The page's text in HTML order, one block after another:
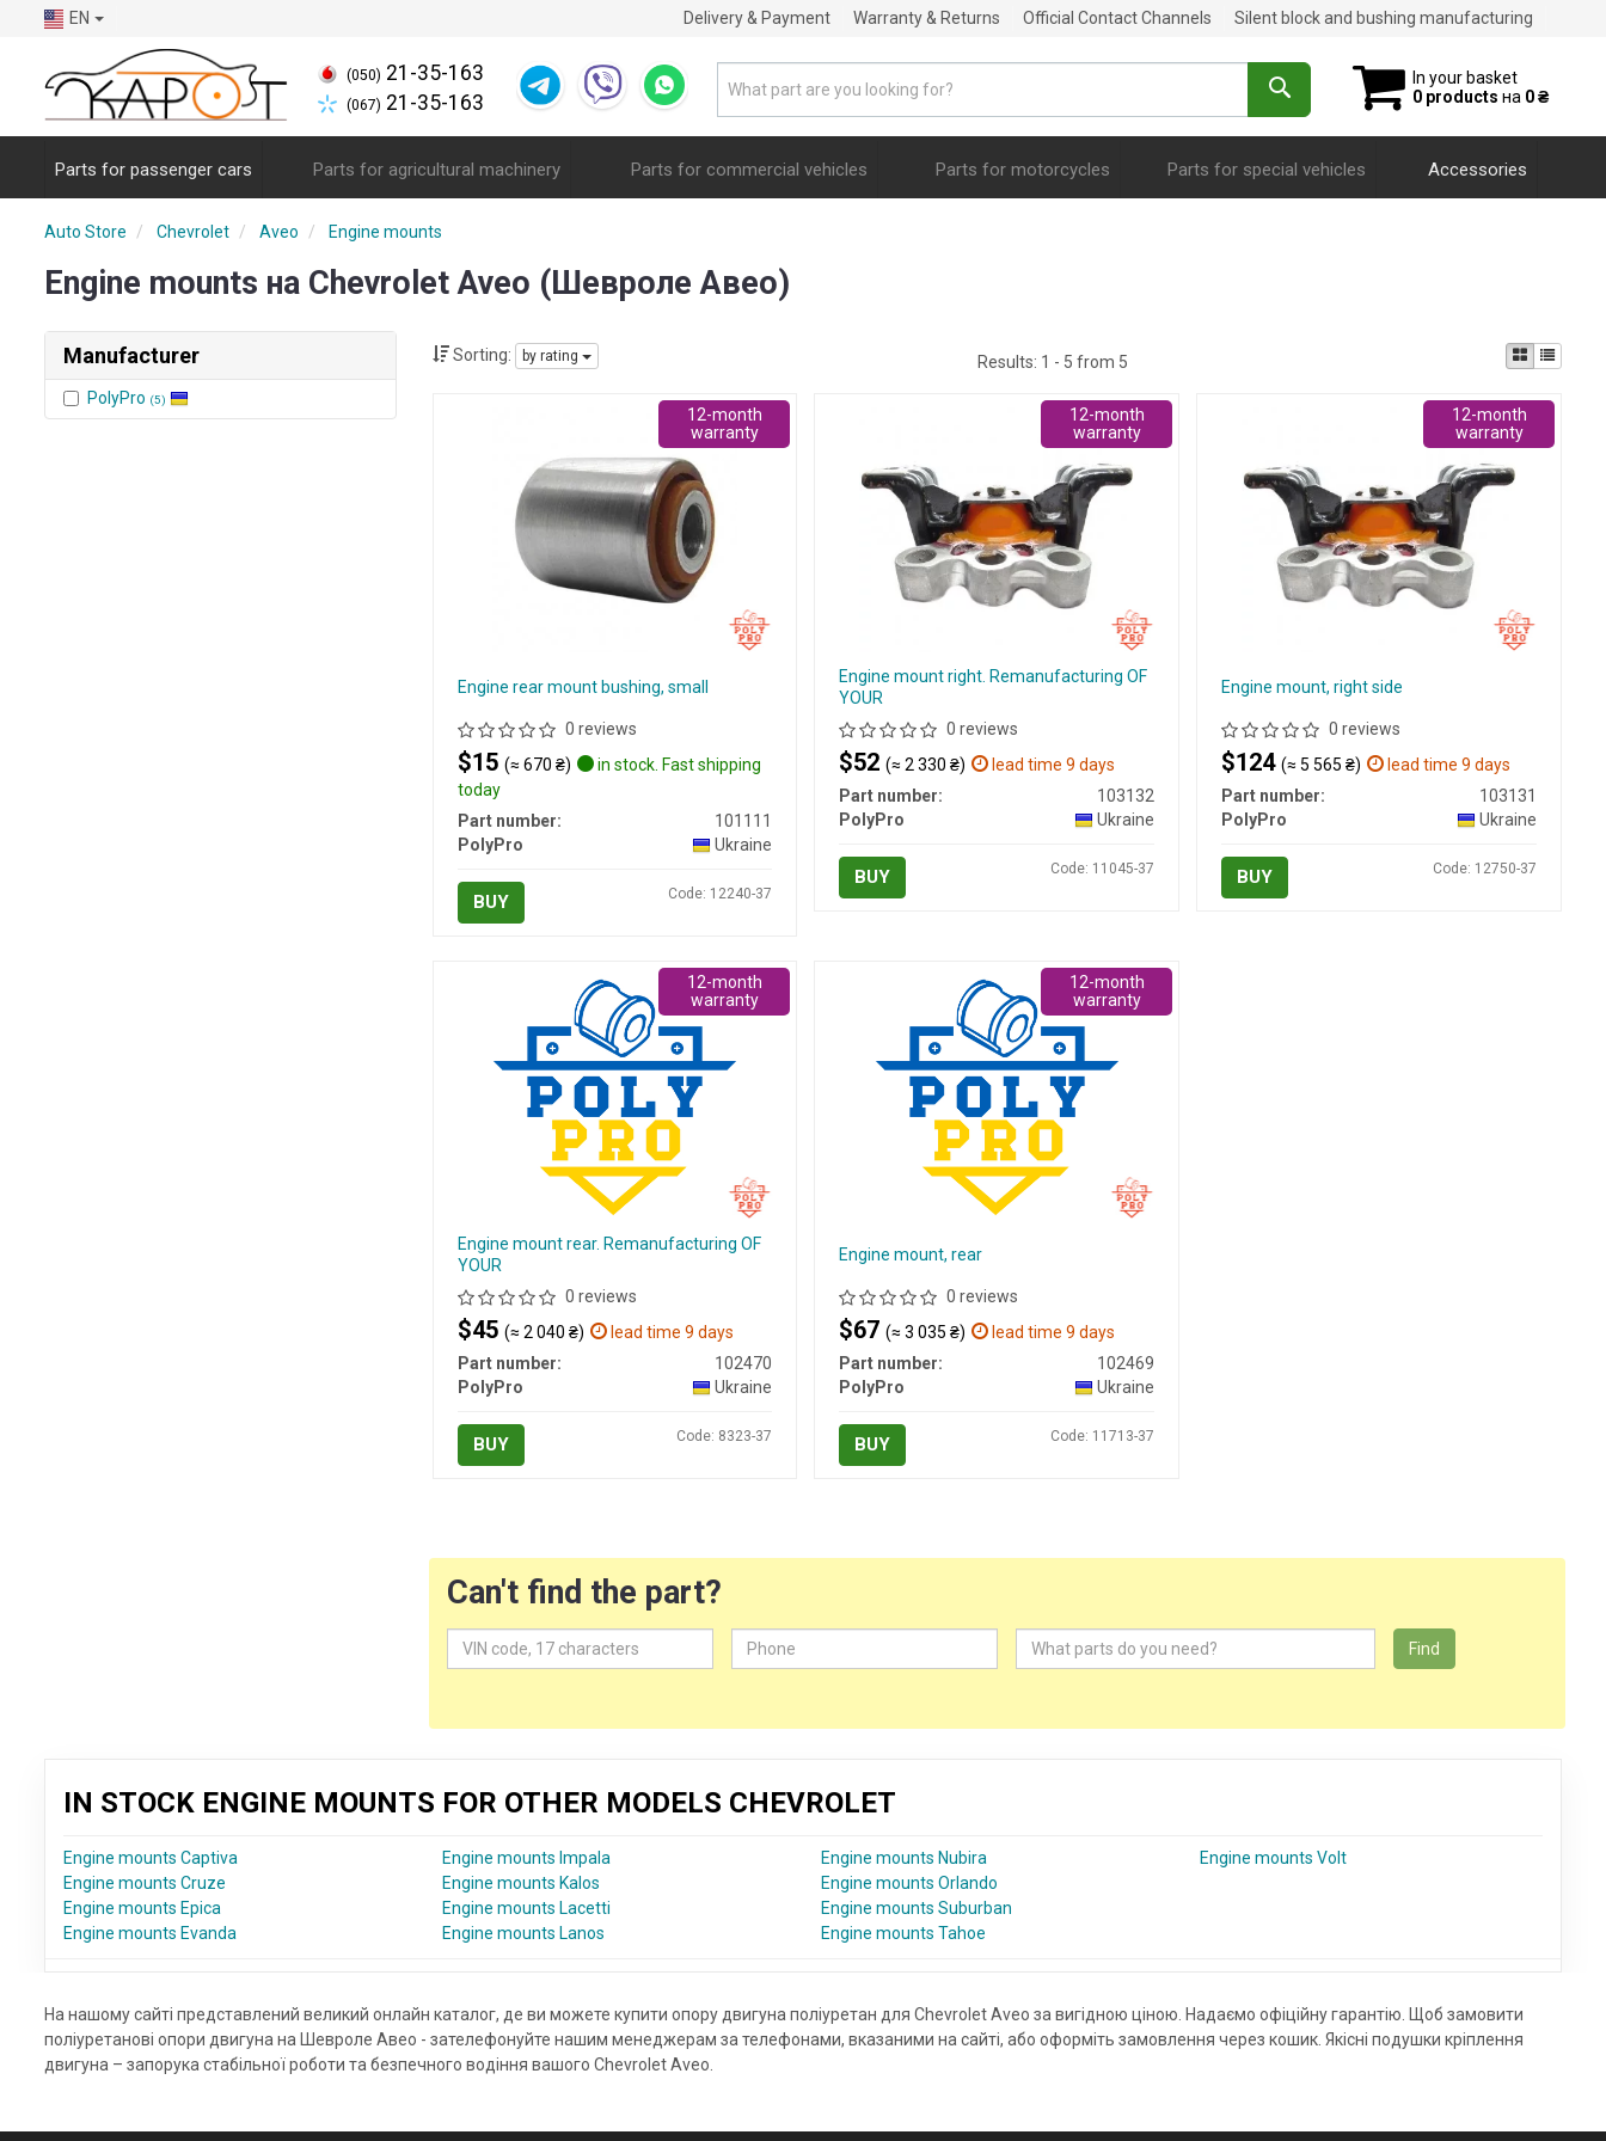
EN Delivery & Payment Warranty & Returns Official Contact Channels Silent block and bushing manufacturing
(050) 21-35-163
(067) 21-35-163
In your basket
0 products на 0 ₴
Parts for passenger cars Parts for agricultural machinery Parts for commercial vehicles Parts for motorcycles Parts for special vehicles Accessories
Auto Store Chevrolet Aveo Engine mounts
Engine mounts на Chevrolet Aveo (Шевроле Авео)
Manufacturer
PolyPro (5)
Sorting: by rating Results: 1 - 5 from 5
Engine rear mount bushing, small
0 reviews
$15 (≈ 670 ₴)
in stock. Fast shipping
today
Part number:
101111
PolyPro
Ukraine
BUY Code: 12240-37
12-month
warranty
Engine mount right. Remanufacturing OF
YOUR
0 reviews
$52(≈ 2 330 ₴)
lead time 9 days
Part number:
103132
PolyPro
Ukraine
BUY Code: 11045-37
12-month
warranty
Engine mount, right side
0 reviews
$124(≈ 5 565 ₴)
lead time 9 days
Part number:
103131
PolyPro
Ukraine
BUY Code: 12750-37
12-month
warranty
Engine mount rear. Remanufacturing OF
YOUR
0 reviews
$45 (≈ 2 040 ₴)
lead time 9 days
Part number:
102470
PolyPro
Ukraine
BUY Code: 8323-37
12-month
warranty
Engine mount, rear
0 reviews
$67(≈ 3 035 ₴)
lead time 9 days
Part number:
102469
PolyPro
Ukraine
BUY Code: 11713-37
12-month
warranty
Can't find the part?
Find
IN STOCK ENGINE MOUNTS FOR OTHER MODELS CHEVROLET
Engine mounts Captiva
Engine mounts Cruze
Engine mounts Epica
Engine mounts Evanda
Engine mounts Impala
Engine mounts Kalos
Engine mounts Lacetti
Engine mounts Lanos
Engine mounts Nubira
Engine mounts Orlando
Engine mounts Suburban
Engine mounts Tahoe
Engine mounts Volt
На нашому сайті представлений великий онлайн каталог, де ви можете купити опору двигуна поліуретан для Chevrolet Aveo за вигідною ціною. Надаємо офіційну гарантію. Щоб замовити
поліуретанові опори двигуна на Шевроле Авео - зателефонуйте нашим менеджерам за телефонами, вказаними на сайті, або оформіть замовлення через кошик. Якісні подушки кріплення
двигуна – запорука стабільної роботи та безпечного водіння вашого Chevrolet Aveo.